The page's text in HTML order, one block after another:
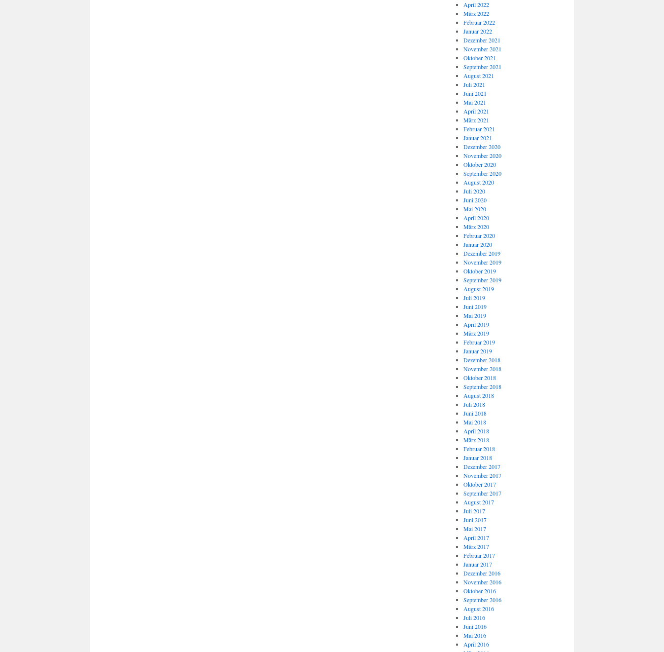
April 2022
März 2022
Februar 2022
Januar 2022
Dezember 2021
November 2021
Oktober 2021
September 2021
August 2021
Juli 2021
Juni 2021
Mai 2021
April 2021
März 2021
Februar 2021
Januar 2021
Dezember 2020
November 2020
Oktober 2020
September 2020
August 2020
Juli 2020
Juni 2020
Mai 2020
April 2020
März 2020
Februar 2020
Januar 2020
Dezember 2019
November 2019
Oktober 2019
September 2019
August 2019
Juli 2019
Juni 2019
Mai 2019
April 2019
März 2019
Februar 2019
Januar 2019
Dezember 2018
November 2018
Oktober 2018
September 2018
August 2018
Juli 2018
Juni 2018
Mai 2018
April 2018
März 2018
Februar 2018
Januar 2018
Dezember 2017
November 2017
Oktober 2017
September 2017
August 2017
Juli 2017
Juni 2017
Mai 2017
April 2017
März 2017
Februar 2017
Januar 2017
Dezember 2016
November 2016
Oktober 2016
September 2016
August 2016
Juli 2016
Juni 2016
Mai 2016
April 2016